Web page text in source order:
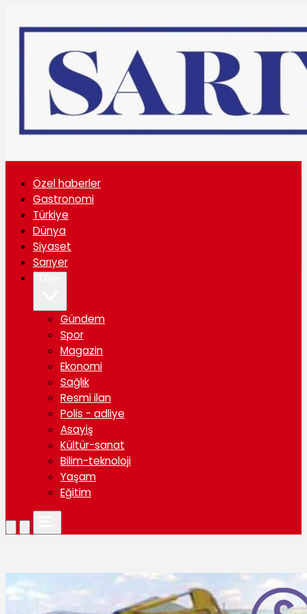
Özel haberler
Gastronomi
Türkiye
Dünya
Siyaset
Sarıyer
Gündem
Spor
Magazin
Ekonomi
Sağlık
Resmi ilan
Polis - adliye
Asayiş
Kültür-sanat
Bilim-teknoloji
Yaşam
Eğitim